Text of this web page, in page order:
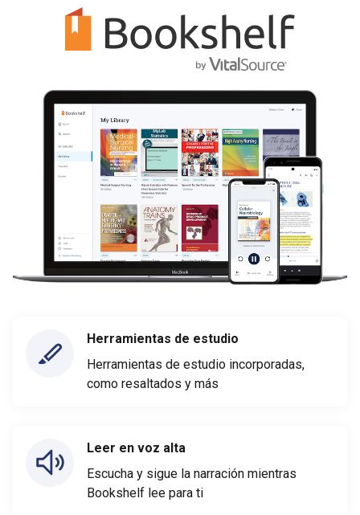
Herramientas de estudio
Herramientas de estudio incorporadas,
como resaltados y más
Leer en voz alta
Escucha y sigue la narración mientras
Bookshelf lee para ti